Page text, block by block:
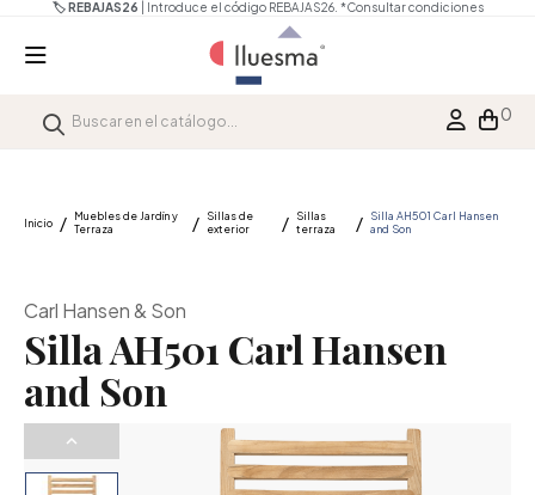
🏷️ REBAJAS26 | Introduce el código REBAJAS26. *Consultar condiciones
0
Inicio
Muebles de Jardín y
Terraza
Sillas de
exterior
Sillas
terraza
Silla AH501 Carl Hansen
and Son
Carl Hansen & Son
Silla AH501 Carl Hansen
and Son